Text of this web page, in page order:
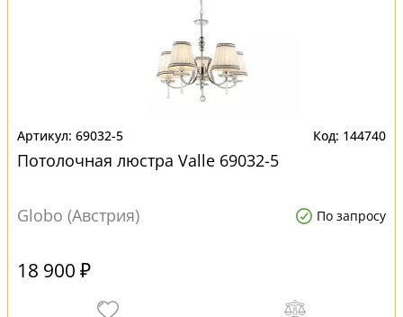
69032-5 144740
Потолочная люстра Valle 69032-5
Globo (Австрия) По запросу
18 900 ₽